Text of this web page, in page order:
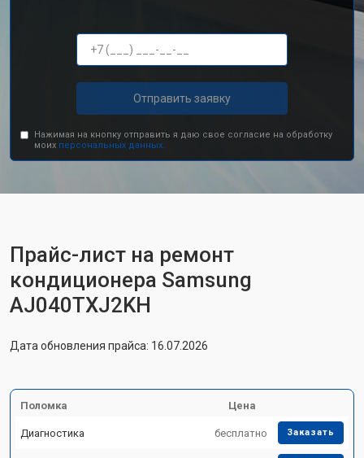
Отправить заявку
Нажимая на кнопку отправить я даю свое согласие на обработку
моих персональных данных.
Прайс-лист на ремонт
кондиционера Samsung
AJ040TXJ2KH
Дата обновления прайса: 16.07.2026
Поломка Цена
Диагностика бесплатно Заказать